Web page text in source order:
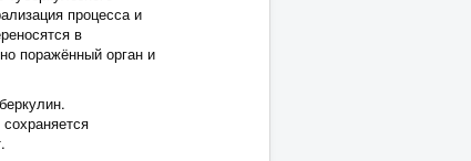
процесса и
в
поражённый орган и